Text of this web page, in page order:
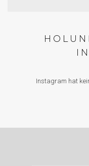
Instagram hat